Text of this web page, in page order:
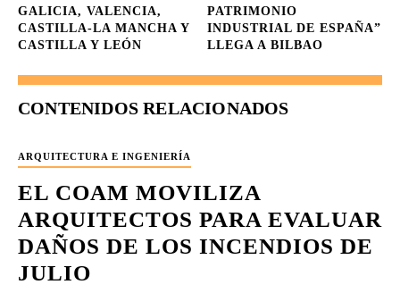
GALICIA, VALENCIA,
CASTILLA-LA MANCHA Y
CASTILLA Y LEÓN
PATRIMONIO
INDUSTRIAL DE ESPAÑA”
LLEGA A BILBAO
CONTENIDOS RELACIONADOS
ARQUITECTURA E INGENIERÍA
EL COAM MOVILIZA
ARQUITECTOS PARA EVALUAR
DAÑOS DE LOS INCENDIOS DE
JULIO